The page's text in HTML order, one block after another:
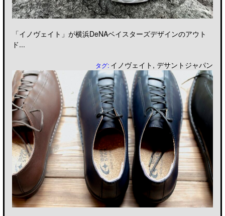
「イノヴェイト」が横浜DeNAベイスターズデザインのアウト
ド...
タグ: イノヴェイト ,デサントジャパン